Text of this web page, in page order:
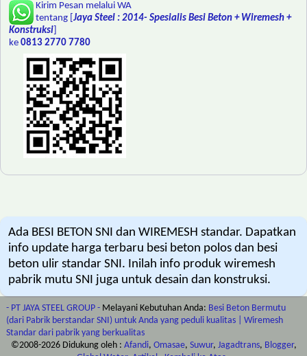
Kirim Pesan melalui WA
tentang [Jaya Steel : 2014- Spesialis Besi Beton + Wiremesh +
Konstruksi
ke 0813 2770 7780
Ada BESI BETON SNI dan WIREMESH standar. Dapatkan
info update harga terbaru besi beton polos dan besi
beton ulir standar SNI. Inilah info produk wiremesh
pabrik mutu SNI juga untuk desain dan konstruksi.
- PT JAYA STEEL GROUP - Melayani Kebutuhan Anda: Besi Beton Bermutu
(dari Pabrik berstandar SNI) untuk Anda yang peduli kualitas | Wiremesh
Standar dari pabrik yang berkualitas
©2008-2026Didukung oleh : Afandi, Omasae, Suwur, Jagadtrans, Blogger,